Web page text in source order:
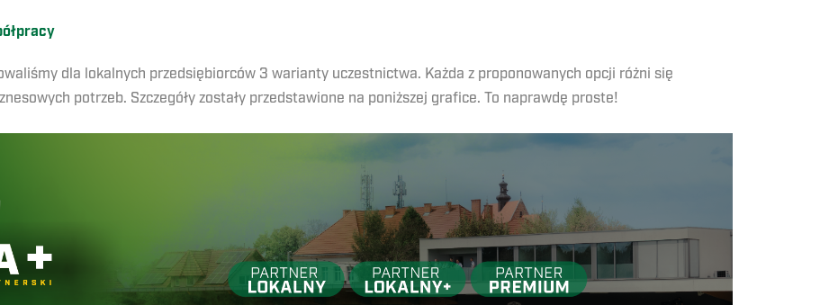
dla lokalnych przedsiębiorców 3 warianty uczestnictwa. Każda z proponowanych opcji różni się
potrzeb. Szczegóły zostały przedstawione na poniższej grafice. To naprawdę proste!